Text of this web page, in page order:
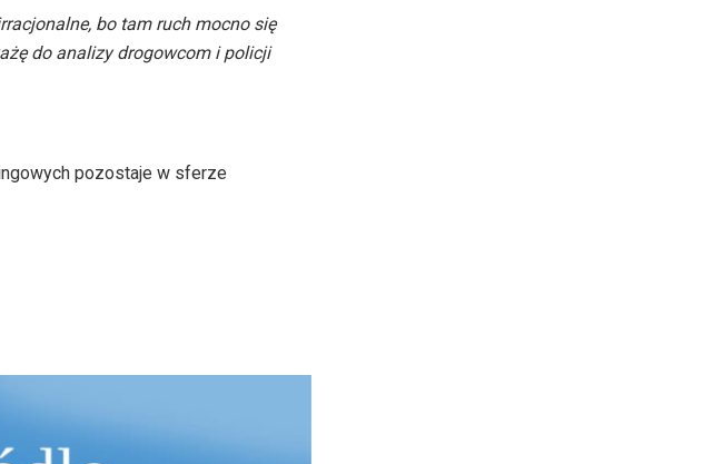
bo tam ruch mocno się
do analizy drogowcom i policji
pozostaje w sferze